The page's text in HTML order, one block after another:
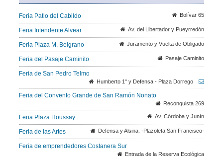
Feria Patio del Cabildo Bolívar 65
Feria Intendente Alvear Av. del Libertador y Pueyrredón
Feria Plaza M. Belgrano Juramento y Vuelta de Obligado
Feria del Pasaje Caminito Pasaje Caminito
Feria de San Pedro Telmo
Humberto 1° y Defensa - Plaza Dorrego
Feria del Convento Grande de San Ramón Nonato
Reconquista 269
Feria Plaza Houssay Av. Córdoba y Junín
Feria de las Artes Defensa y Alsina. -Plazoleta San Francisco-
Feria de emprendedores Costanera Sur
Entrada de la Reserva Ecológica